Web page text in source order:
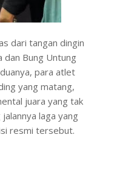
dari tangan dingin
dan Bung Untung
para atlet
yang matang,
juara yang tak
laga yang
resmi tersebut.